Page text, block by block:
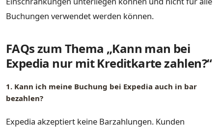
Buchungen verwendet werden können.
FAQs zum Thema „Kann man bei
Expedia nur mit Kreditkarte zahlen?“
1. Kann ich meine Buchung bei Expedia auch in bar
bezahlen?
Expedia akzeptiert keine Barzahlungen. Kunden